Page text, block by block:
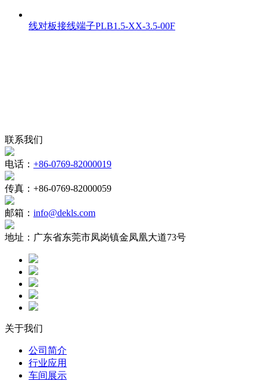
线对板接线端子PLB1.5-XX-3.5-00F
联系我们
电话： +86-0769-82000019
传真： +86-0769-82000059
邮箱： info@dekls.com
地址： 广东省东莞市凤岗镇金凤凰大道73号
关于我们
公司简介
行业应用
车间展示